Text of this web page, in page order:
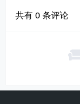
共有0 条评论